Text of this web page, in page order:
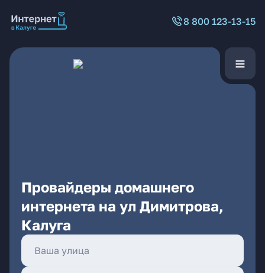
8 800 123-13-15
Провайдеры домашнего
интернета на ул Димитрова,
Калуга